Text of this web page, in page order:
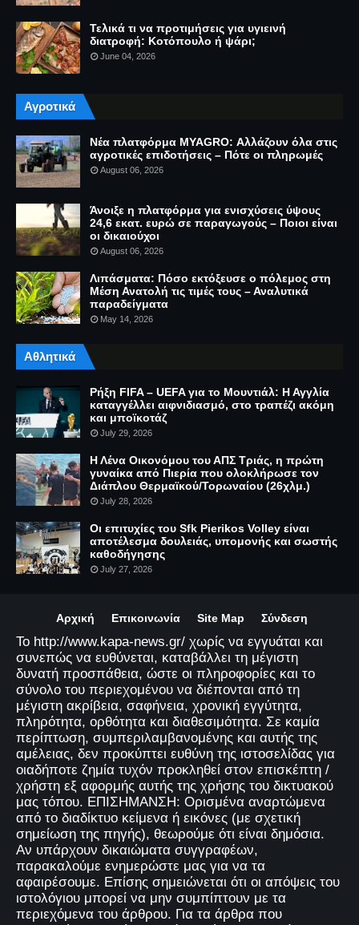
Τελικά τι να προτιμήσεις για υγιεινή
διατροφή: Κοτόπουλο ή ψάρι;
June 04, 2026
Αγροτικά
Νέα πλατφόρμα MYAGRO: Αλλάζουν όλα στις
αγροτικές επιδοτήσεις – Πότε οι πληρωμές
August 06, 2026
Άνοιξε η πλατφόρμα για ενισχύσεις ύψους
24,6 εκατ. ευρώ σε παραγωγούς – Ποιοι είναι
οι δικαιούχοι
August 06, 2026
Λιπάσματα: Πόσο εκτόξευσε ο πόλεμος στη
Μέση Ανατολή τις τιμές τους – Αναλυτικά
παραδείγματα
May 14, 2026
Αθλητικά
Ρήξη FIFA – UEFA για το Μουντιάλ: Η Αγγλία
καταγγέλλει αιφνιδιασμό, στο τραπέζι ακόμη
και μποϊκοτάζ
July 29, 2026
Η Λένα Οικονόμου του ΑΠΣ Τριάς, η πρώτη
γυναίκα από Πιερία που ολοκλήρωσε τον
Διάπλου Θερμαϊκού/Τορωναίου (26χλμ.)
July 28, 2026
Οι επιτυχίες του Sfk Pierikos Volley είναι
αποτέλεσμα δουλειάς, υπομονής και σωστής
καθοδήγησης
July 27, 2026
Αρχική Επικοινωνία Site Map Σύνδεση
Το http://www.kapa-news.gr/ χωρίς να εγγυάται και
συνεπώς να ευθύνεται, καταβάλλει τη μέγιστη
δυνατή προσπάθεια, ώστε οι πληροφορίες και το
σύνολο του περιεχομένου να διέπονται από τη
μέγιστη ακρίβεια, σαφήνεια, χρονική εγγύτητα,
πληρότητα, ορθότητα και διαθεσιμότητα. Σε καμία
περίπτωση, συμπεριλαμβανομένης και αυτής της
αμέλειας, δεν προκύπτει ευθύνη της ιστοσελίδας για
οιαδήποτε ζημία τυχόν προκληθεί στον επισκέπτη /
χρήστη εξ αφορμής αυτής της χρήσης του δικτυακού
μας τόπου. ΕΠΙΣΗΜΑΝΣΗ: Ορισμένα αναρτώμενα
από το διαδίκτυο κείμενα ή εικόνες (με σχετική
σημείωση της πηγής), θεωρούμε ότι είναι δημόσια.
Αν υπάρχουν δικαιώματα συγγραφέων,
παρακαλούμε ενημερώστε μας για να τα
αφαιρέσουμε. Επίσης σημειώνεται ότι οι απόψεις του
ιστολόγιου μπορεί να μην συμπίπτουν με τα
περιεχόμενα του άρθρου. Για τα άρθρα που